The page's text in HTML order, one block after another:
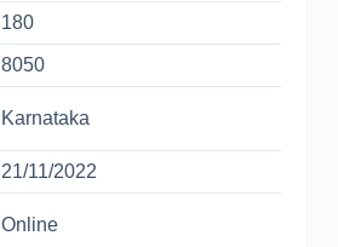
180
8050
Karnataka
21/11/2022
Online